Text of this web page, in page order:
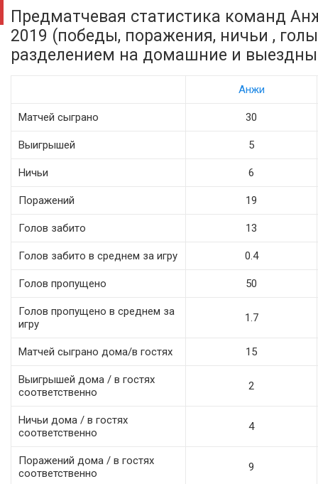
Предматчевая статистика команд
2019 (победы, поражения, ничьи ,
разделением на домашние и
Анжи
Матчей сыграно 30
Выигрышей 5
Ничьи 6
Поражений 19
Голов забито 13
Голов забито в среднем за игру 0.4
Голов пропущено 50
Голов пропущено в среднем за
игру
1.7
Матчей сыграно дома/в гостях 15
Выигрышей дома / в гостях
соответственно
2
Ничьи дома / в гостях
соответственно
4
Поражений дома / в гостях
соответственно
9